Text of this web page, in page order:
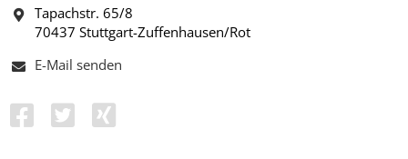
Tapachstr. 65/8
70437 Stuttgart-Zuffenhausen/Rot
E-Mail senden